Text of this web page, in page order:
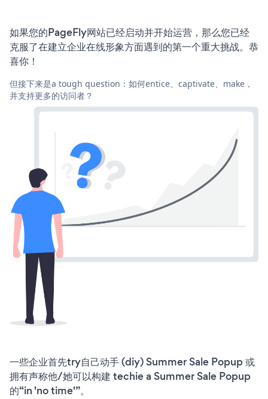
如果您的PageFly网站已经启动并开始运营，那么您已经
克服了在建立企业在线形象方面遇到的第一个重大挑战。恭
喜你！
但接下来是a tough question：如何entice、captivate、make，
并支持更多的访问者？
一些企业首先try自己动手 (diy) Summer Sale Popup 或
拥有声称他/她可以构建 techie a Summer Sale Popup
的“in 'no time'”。